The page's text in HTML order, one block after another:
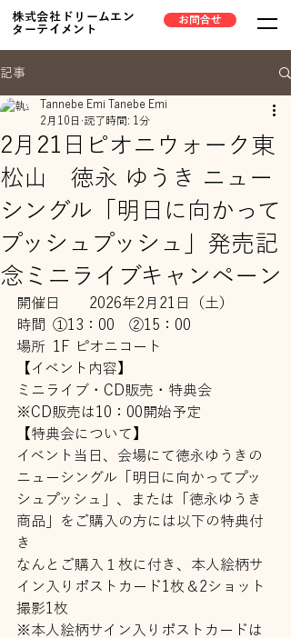
株式会社ドリームエン
ターテイメント
お問合せ
記事
2月21日ピオニウォーク東
松山 徳永 ゆうき ニュー
シングル「明日に向かって
プッシュプッシュ」発売記
念ミニライブキャンペーン
Tannebe Emi Tanebe Emi
2月10日 読了時間: 1分
開催日	2026年2月21日（土）
時間	①13：00　②15：00
場所	1F ピオニコート
【イベント内容】
ミニライブ・CD販売・特典会
※CD販売は10：00開始予定
【特典会について】
イベント当日、会場にて徳永ゆうきの
ニューシングル「明日に向かってプッ
シュプッシュ」、または「徳永ゆうき
商品」をご購入の方には以下の特典付
き
なんとご購入１枚に付き、本人絵柄サ
イン入りポストカード1枚＆2ショット
撮影1枚
※本人絵柄サイン入りポストカードは